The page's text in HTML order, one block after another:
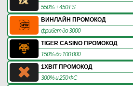
550% + 450 FS
ВИНЛАЙН ПРОМОКОД
фрибет до 3000
TIGER CASINO ПРОМОКОД
150% до 100 000
1XBIT ПРОМОКОД
300% и 250 ФС